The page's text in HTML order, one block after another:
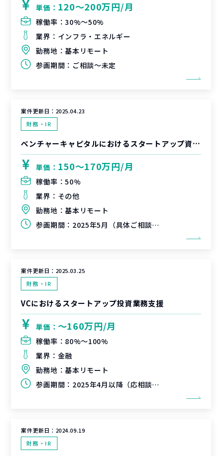
単価： 120〜200万円/月
稼働率：30%〜50%
業界： インフラ・エネルギー
勤務地：基本リモート
参画期間： ご相談～未定
案件更新日： 2025.04.23
財務・IR
ベンチャーキャピタルにおけるスタートアップ資金調達支援
単価： 150〜170万円/月
稼働率：50%
業界： その他
勤務地：基本リモート
参画期間： 2025年5月（具体ご相談可）から2025年8~9月末
案件更新日： 2025.03.25
財務・IR
VCにおけるスタートアップ投資業務支援
単価： 〜160万円/月
稼働率： 80%〜100%
業界： 金融
勤務地：基本リモート
参画期間： 2025年4月以降（応相談）～長期（6か月以上）
案件更新日： 2024.09.19
財務・IR